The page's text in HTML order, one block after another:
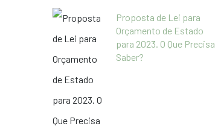
Proposta de Lei para
Orçamento de Estado
para 2023. O Que Precisa
Saber?